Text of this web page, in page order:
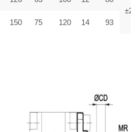
±2,2
150 75 120 14 93